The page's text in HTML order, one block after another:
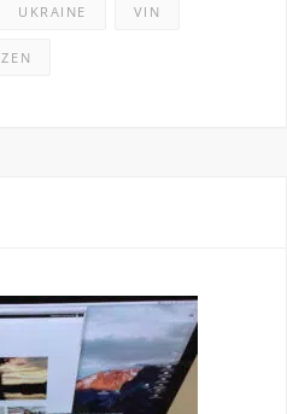
UKRAINE VIN
ZEN